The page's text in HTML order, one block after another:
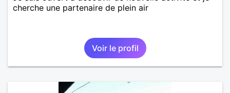
cherche une partenaire de plein air
Voir le profil